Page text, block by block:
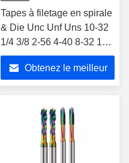
Tapes à filetage en spirale
& Die Unc Unf Uns 10-32
1/4 3/8 2-56 4-40 8-32 10-
24 7/16 1/2 3/4 Tc50-
Tapes à fil enduit pour
l'aluminium
Obtenez le meilleur